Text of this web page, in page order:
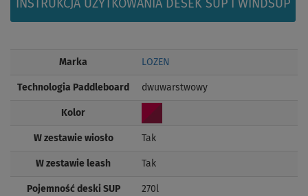
INSTRUKCJA UŻYTKOWANIA DESEK SUP I WINDSUP
Marka LOZEN
Technologia Paddleboard dwuwarstwowy
Kolor
W zestawie wiosło Tak
W zestawie leash Tak
Pojemność deski SUP 270l